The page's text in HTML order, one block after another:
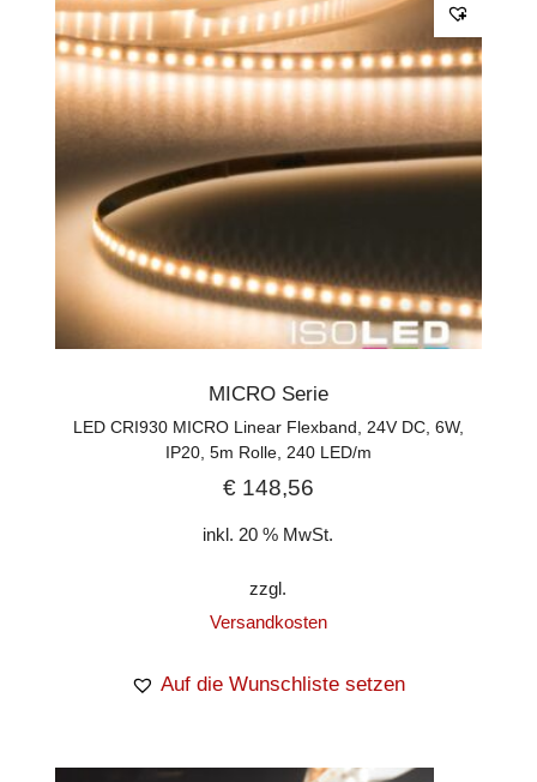
MICRO Serie
LED CRI930 MICRO Linear Flexband, 24V DC, 6W,
IP20, 5m Rolle, 240 LED/m
€148,56
inkl. 20 % MwSt.
zzgl.
Versandkosten
Auf die Wunschliste setzen